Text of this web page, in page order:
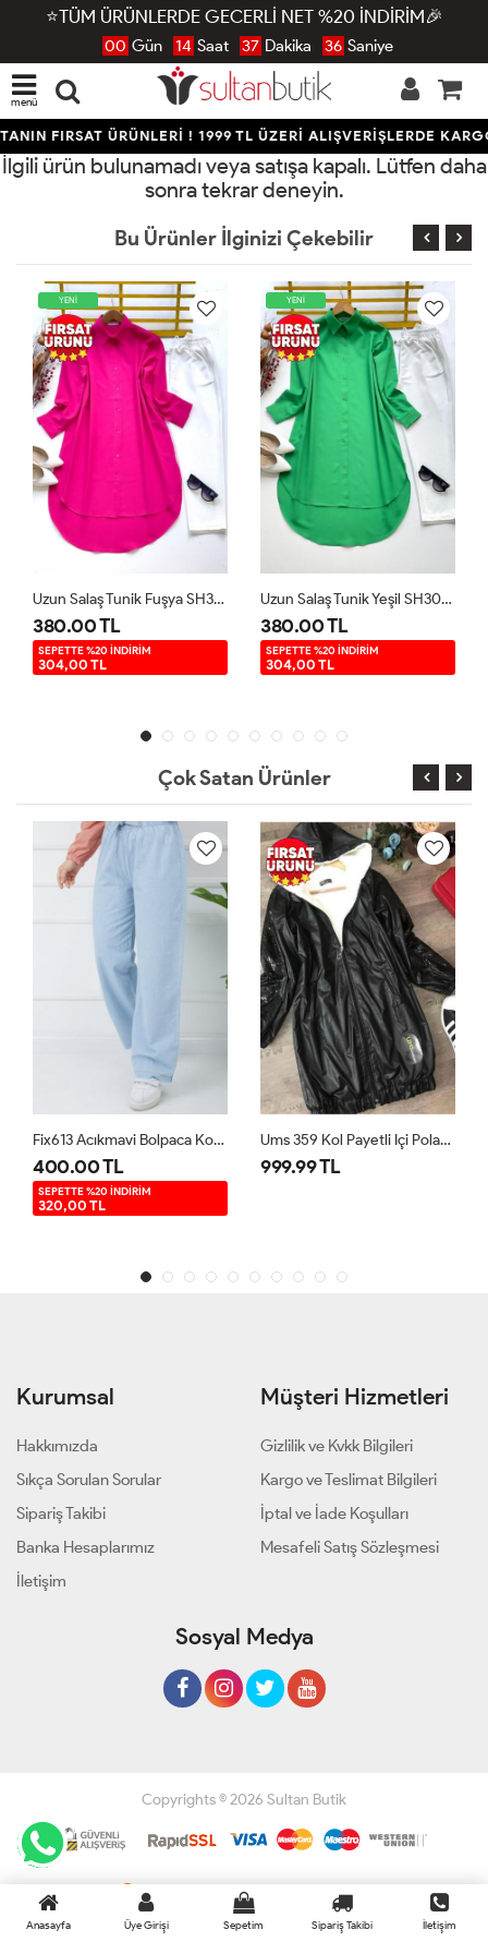
⭐TÜM ÜRÜNLERDE GECERLİ NET %20 İNDİRİM🎉
00 Gün 14 Saat 37 Dakika 36 Saniye
menü
FIRSAT ÜRÜNLERİ ! 1999 TL ÜZERİ ALIŞVERİŞLERDE
İlgili ürün bulunamadı veya satışa kapalı. Lütfen daha
sonra tekrar deneyin.
Bu Ürünler İlginizi Çekebilir
YENİ
Uzun Salaş Tunik Fuşya SH3092
380.00 TL
SEPETTE %20 İNDİRİM
304,00 TL
YENİ
Uzun Salaş Tunik Yeşil SH3092
380.00 TL
SEPETTE %20 İNDİRİM
304,00 TL
Çok Satan Ürünler
Fix613 Acıkmavi Bolpaca Kot Pantolon Acıkmavi
400.00 TL
SEPETTE %20 İNDİRİM
320,00 TL
Ums 359 Kol Payetli Içi Polarlı Mont Siyah
999.99 TL
Kurumsal
Hakkımızda
Sıkça Sorulan Sorular
Sipariş Takibi
Banka Hesaplarımız
İletişim
Müşteri Hizmetleri
Gizlilik ve Kvkk Bilgileri
Kargo ve Teslimat Bilgileri
İptal ve İade Koşulları
Mesafeli Satış Sözleşmesi
Sosyal Medya
Copyrights © 2026 Sultan Butik
Geliştir - powered by innovation
Anasayfa Üye Girişi Sepetim Sipariş Takibi İletişim